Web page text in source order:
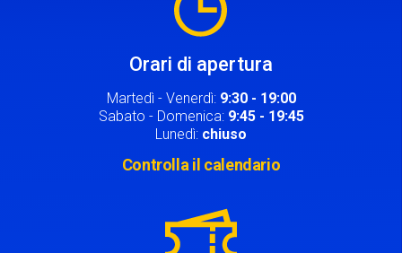
Orari di apertura
Martedì - Venerdì: 9:30 - 19:00
Sabato - Domenica: 9:45 - 19:45
Lunedì: chiuso
Controlla il calendario